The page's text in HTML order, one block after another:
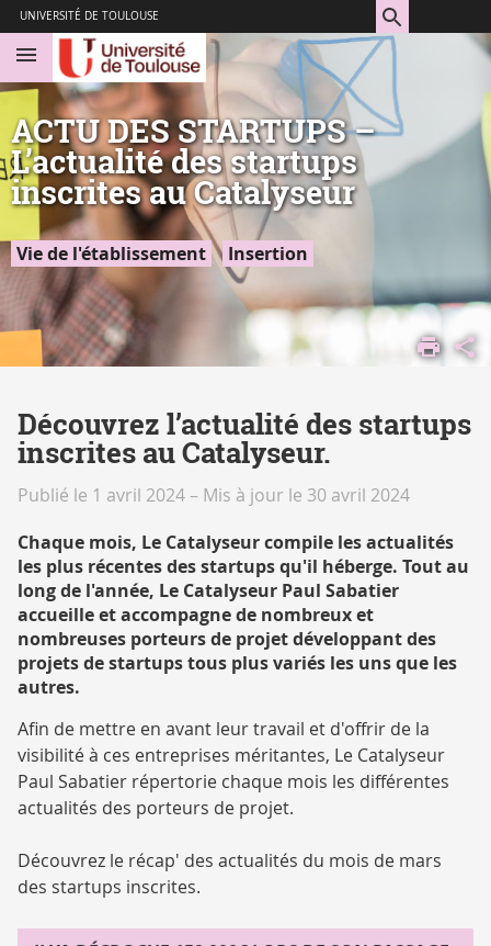
au
contenu
directs
UNIVERSITÉ DE TOULOUSE
ACTU DES STARTUPS –
L’actualité des startups
inscrites au Catalyseur
Vie de l'établissement Insertion
CATALYSEUR
Découvrez l’actualité des startups
inscrites au Catalyseur.
Publié le 1 avril 2024– Mis à jour le 30 avril 2024
Chaque mois, Le Catalyseur compile les actualités
les plus récentes des startups qu'il héberge. Tout au
long de l'année, Le Catalyseur Paul Sabatier
accueille et accompagne de nombreux et
nombreuses porteurs de projet développant des
projets de startups tous plus variés les uns que les
autres.
Afin de mettre en avant leur travail et d'offrir de la
visibilité à ces entreprises méritantes, Le Catalyseur
Paul Sabatier répertorie chaque mois les différentes
actualités des porteurs de projet.
Découvrez le récap' des actualités du mois de mars
des startups inscrites.